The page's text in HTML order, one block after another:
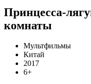
Принцесса-
комнаты
Мультфильмы
Китай
2017
6+